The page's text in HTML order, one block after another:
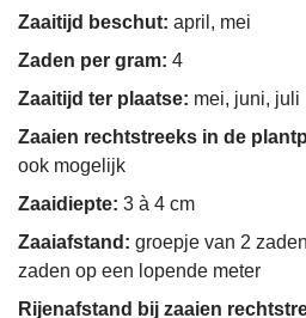
Zaaitijd beschut: april, mei
Zaden per gram: 4
Zaaitijd ter plaatse: mei, juni, juli
Zaaien rechtstreeks in de
ook mogelijk
Zaaidiepte: 3 à 4 cm
Zaaiafstand: groepje van 2
zaden op een lopende meter
Rijenafstand bij zaaien